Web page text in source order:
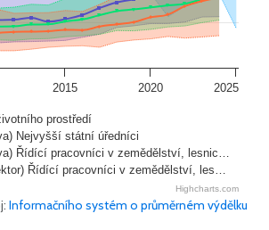
prostředí
Nejvyšší státní úředníci
Řídící pracovníci v zemědělství, lesnic…
Řídící pracovníci v zemědělství, les…
2015 2020 2025
Highcharts.com
Informačního systém o průměrném výdělku